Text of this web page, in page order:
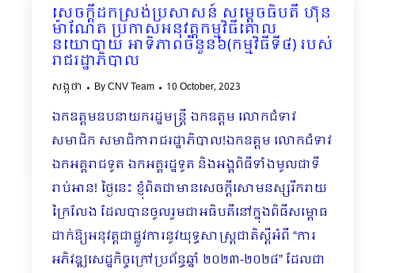
សេចក្តីដកស្រង់ប្រសាសន៍ សម្ដេចធិបតី ហ៊ុន
ម៉ាណែត ប្រកាសអនុវត្តកម្មវិធីគោល
នយោបាយ អាទិភាពចំនួន៦(កម្មវិធីទី៤) របស់
រាជរដ្ឋាភិបាល
សង្កថា ByCNV Team 10 October, 2023
ឯកឧត្តមឧបនាយករដ្ឋមន្រ្តី ឯកឧត្តម លោកជំទាវ
សមាជិក​ សមាជិការាជរដ្ឋាភិបាល!ឯកឧត្តម លោកជំទាវ
ឯកអគ្គរាជទូត ឯកអគ្គរដ្ឋទូត និងអង្គពិធីទាំងមូលជាទី
រាប់អាន! ថ្ងៃនេះ ខ្ញុំពិតជាមានសេចក្ដីសោមនស្សរីករាយ
ក្រៃលែង ដែលបានចូលរួមជាអធិបតីនៅក្នុងពិធីសម្ពោធ
ដាក់ឱ្យអនុវត្តជាផ្លូវការនូវយុទ្ធសាស្រ្តជាតិស្ដីអំពី “ការ
អភិវឌ្ឍសេដ្ឋកិច្ចក្រៅប្រព័ន្ធឆ្នាំ ២០២៣-២០២៨” ដែលជា